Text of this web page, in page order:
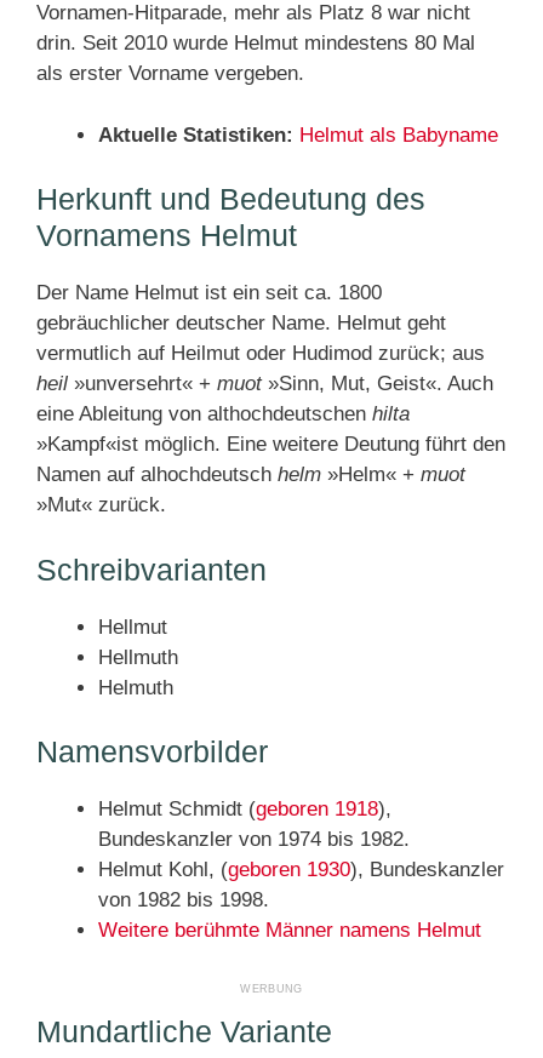
Vornamen-Hitparade, mehr als Platz 8 war nicht
drin. Seit 2010 wurde Helmut mindestens 80 Mal
als erster Vorname vergeben.
Aktuelle Statistiken: Helmut als Babyname
Herkunft und Bedeutung des
Vornamens Helmut
Der Name Helmut ist ein seit ca. 1800
gebräuchlicher deutscher Name. Helmut geht
vermutlich auf Heilmut oder Hudimod zurück; aus
heil »unversehrt« + muot»Sinn, Mut, Geist«. Auch
eine Ableitung von althochdeutschen hilta
»Kampf«ist möglich. Eine weitere Deutung führt den
Namen auf alhochdeutsch helm »Helm« + muot
»Mut« zurück.
Schreibvarianten
Hellmut
Hellmuth
Helmuth
Namensvorbilder
Helmut Schmidt (geboren 1918),
Bundeskanzler von 1974 bis 1982.
Helmut Kohl, (geboren 1930), Bundeskanzler
von 1982 bis 1998.
Weitere berühmte Männer namens Helmut
Mundartliche Variante